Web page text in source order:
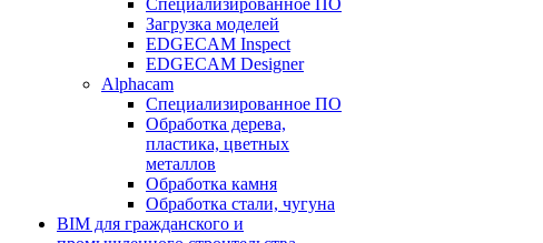
Специализированное ПО
Загрузка моделей
EDGECAM Inspect
EDGECAM Designer
Alphacam
Специализированное ПО
Обработка дерева,
пластика, цветных
металлов
Обработка камня
Обработка стали, чугуна
BIM для гражданского и